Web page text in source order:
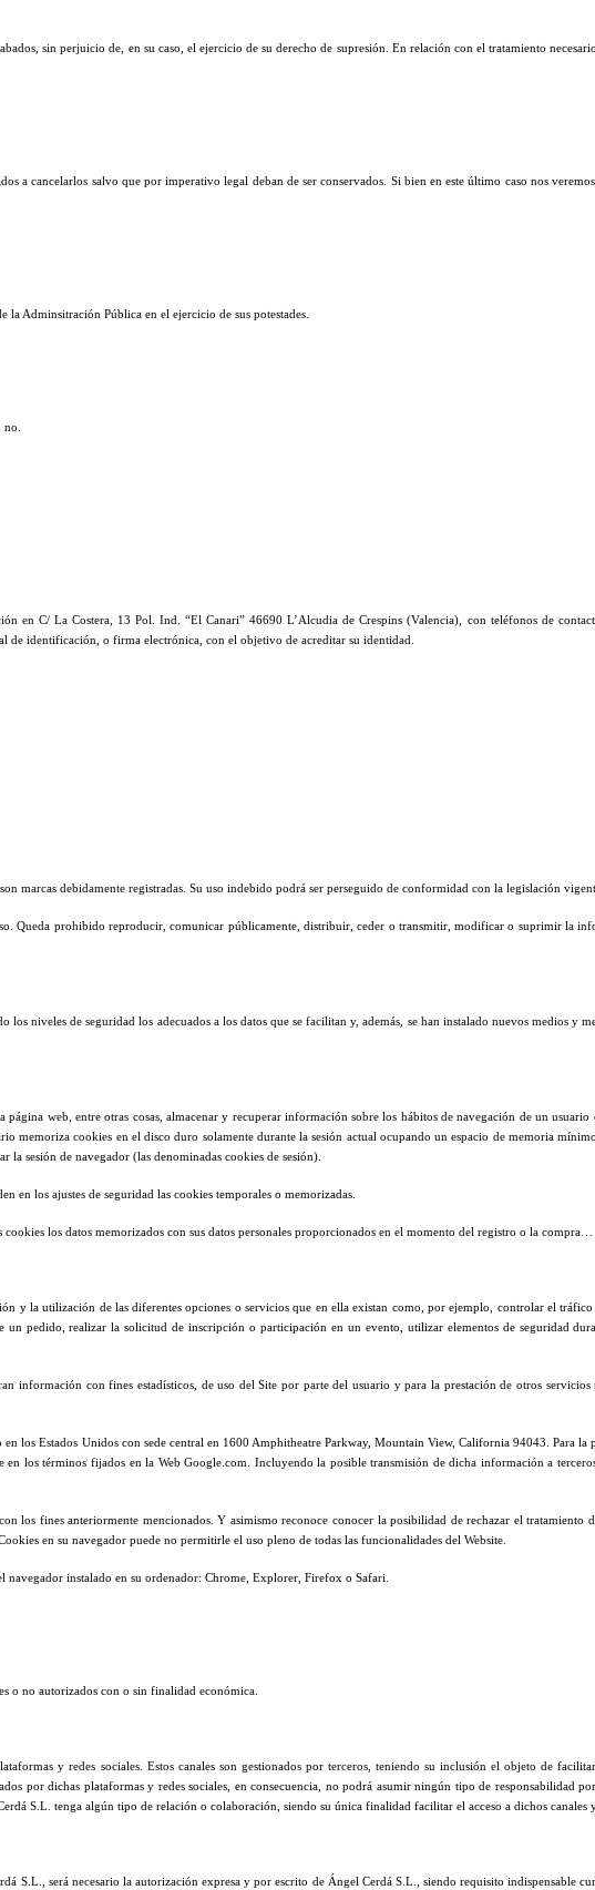
sin perjuicio de, en su caso, el ejercicio de su derecho de supresión. En relación con el tratamiento
a cancelarlos salvo que por imperativo legal deban de ser conservados. Si bien eneste último caso nos
Adminsitración Pública en el ejercicio de sus potestades.
en C/ La Costera, 13 Pol. Ind. “El Canari” 46690 L’Alcudia de Crespins (Valencia), con teléfonos de
de identificación, o firma electrónica, con el objetivo de acreditar su identidad.
marcas debidamente registradas. Su uso indebido podrá ser perseguido de conformidad con la legislación
Queda prohibido reproducir, comunicar públicamente, distribuir, ceder o transmitir, modificar o suprimir la
niveles de seguridad los adecuados a los datos que se facilitan y, además, se han instalado nuevos medios y
web, entre otras cosas, almacenar y recuperar información sobre los hábitos de navegación de un
cookies en el disco duro solamente durante la sesión actual ocupando un espacio de memoria
sesión de navegador (las denominadas cookies de sesión).
en los ajustes de seguridad las cookies temporales o memorizadas.
los datos memorizados con sus datos personales proporcionados en el momento del registro o la compra…
y la utilización de las diferentes opciones o servicios que en ella existan como, por ejemplo, controlar el
pedido, realizar la solicitud de inscripción o participación en un evento, utilizar elementos de seguridad
información con fines estadísticos, de uso del Site por parte del usuario y para la prestación de otros
Estados Unidos con sede central en 1600 Amphitheatre Parkway, Mountain View, California 94043. Para la
los términos fijados en la Web Google.com. Incluyendo la posible transmisión de dicha información a
los fines anteriormente mencionados. Y asimismo reconoce conocer la posibilidad de rechazar el tratamiento
en su navegador puede no permitirle el uso pleno de todas las funcionalidades del Website.
instalado en su ordenador: Chrome, Explorer, Firefox o Safari.
o no autorizados con o sin finalidad económica.
y redes sociales. Estos canales son gestionados por terceros, teniendo su inclusión el objeto de
por dichas plataformas y redes sociales, en consecuencia, no podrá asumir ningún tipo de responsabilidad
S.L. tenga algún tipo de relación o colaboración, siendo su única finalidad facilitar el acceso a dichos canales
S.L., será necesario la autorización expresa y por escrito de Ángel Cerdá S.L., siendo requisito indispensable